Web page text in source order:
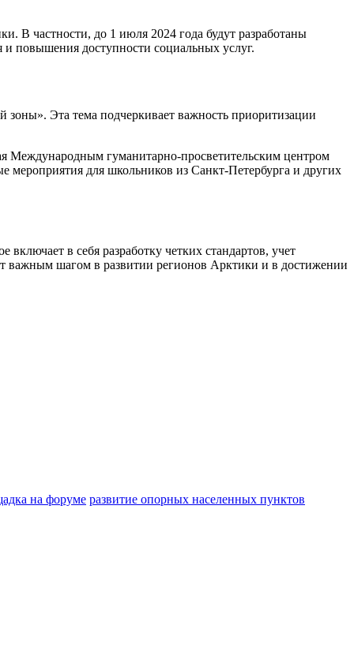
В частности, до 1 июля 2024 года будут разработаны
повышения доступности социальных услуг.
Эта тема подчеркивает важность приоритизации
Международным гуманитарно-просветительским центром
для школьников из Санкт-Петербурга и других
в себя разработку четких стандартов, учет
важным шагом в развитии регионов Арктики и в достижении
на форуме развитие опорных населенных пунктов